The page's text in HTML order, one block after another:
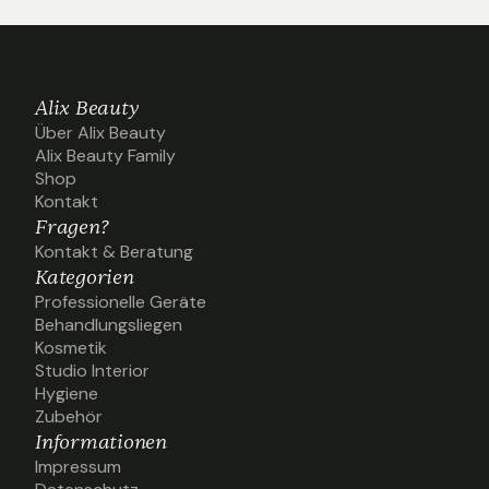
Alix Beauty
Über Alix Beauty
Über Alix Beauty
Alix Beauty Family
Alix Beauty Family
Shop
Shop
Kontakt
Kontakt
Fragen?
Kontakt & Beratung
Kontakt & Beratung
Kategorien
Professionelle Geräte
Professionelle Geräte
Behandlungsliegen
Behandlungsliegen
Kosmetik
Kosmetik
Studio Interior
Studio Interior
Hygiene
Hygiene
Zubehör
Zubehör
Informationen
Impressum